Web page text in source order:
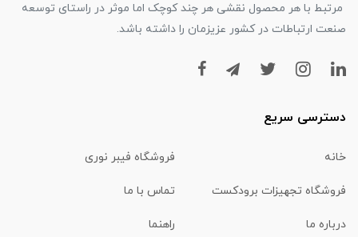
مرتبط با هر محصول نقشی هر چند کوچک اما موثر در راستای توسعه
صنعت ارتباطات در کشور عزیزمان را داشته باشد.
دسترسی سریع
خانه فروشگاه فیبر نوری
فروشگاه تجهیزات برودکست تماس با ما
درباره ما راهنما